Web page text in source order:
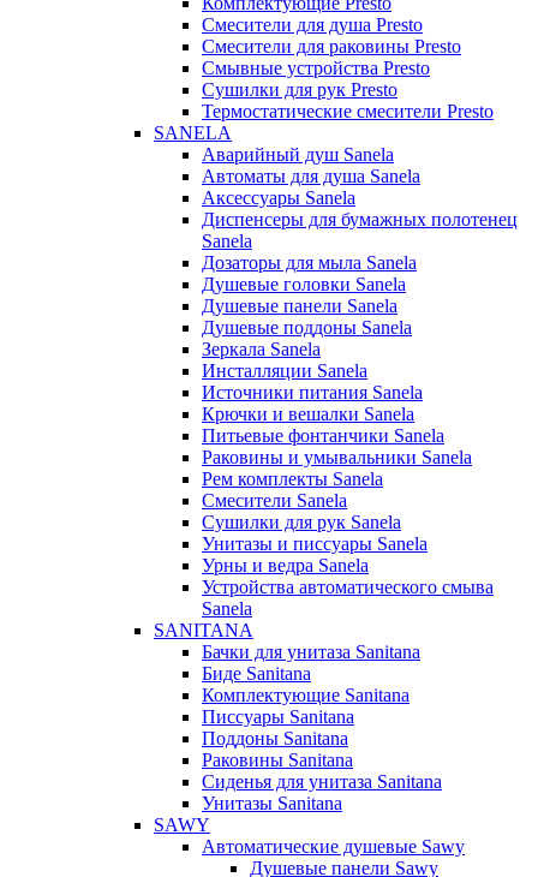
Смесители для душа Presto
Смесители для раковины Presto
Смывные устройства Presto
Сушилки для рук Presto
Термостатические смесители Presto
SANELA
Аварийный душ Sanela
Автоматы для душа Sanela
Аксессуары Sanela
Диспенсеры для бумажных полотенец
Sanela
Дозаторы для мыла Sanela
Душевые головки Sanela
Душевые панели Sanela
Душевые поддоны Sanela
Зеркала Sanela
Инсталляции Sanela
Источники питания Sanela
Крючки и вешалки Sanela
Питьевые фонтанчики Sanela
Раковины и умывальники Sanela
Рем комплекты Sanela
Смесители Sanela
Сушилки для рук Sanela
Унитазы и писсуары Sanela
Урны и ведра Sanela
Устройства автоматического смыва
Sanela
SANITANA
Бачки для унитаза Sanitana
Биде Sanitana
Комплектующие Sanitana
Писсуары Sanitana
Поддоны Sanitana
Раковины Sanitana
Сиденья для унитаза Sanitana
Унитазы Sanitana
SAWY
Автоматические душевые Sawy
Душевые панели Sawy